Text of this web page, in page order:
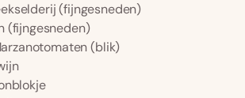
(fijngesneden)
(fijngesneden)
(blik)